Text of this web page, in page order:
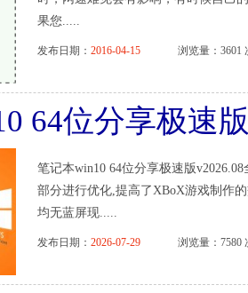
果您.....
发布日期： 2016-04-15 浏览量：3601
64位分享极速
笔记本win10 64位分享极速版
部分进行优化,提高了XBoX游戏制作
均无蓝屏现.....
发布日期： 2026-07-29 浏览量：7580